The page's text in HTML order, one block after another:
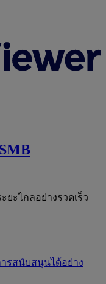
ะไกลอย่างรวดเร็ว
รสนับสนุนได้อย่าง